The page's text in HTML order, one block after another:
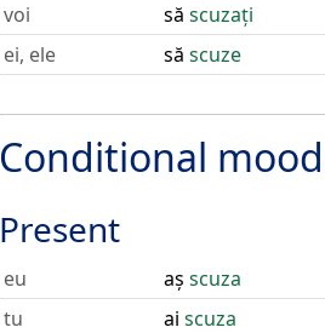
voi
să scuzați
ei, ele
să scuze
Conditional mood
Present
eu aș scuza
tu
ai scuza